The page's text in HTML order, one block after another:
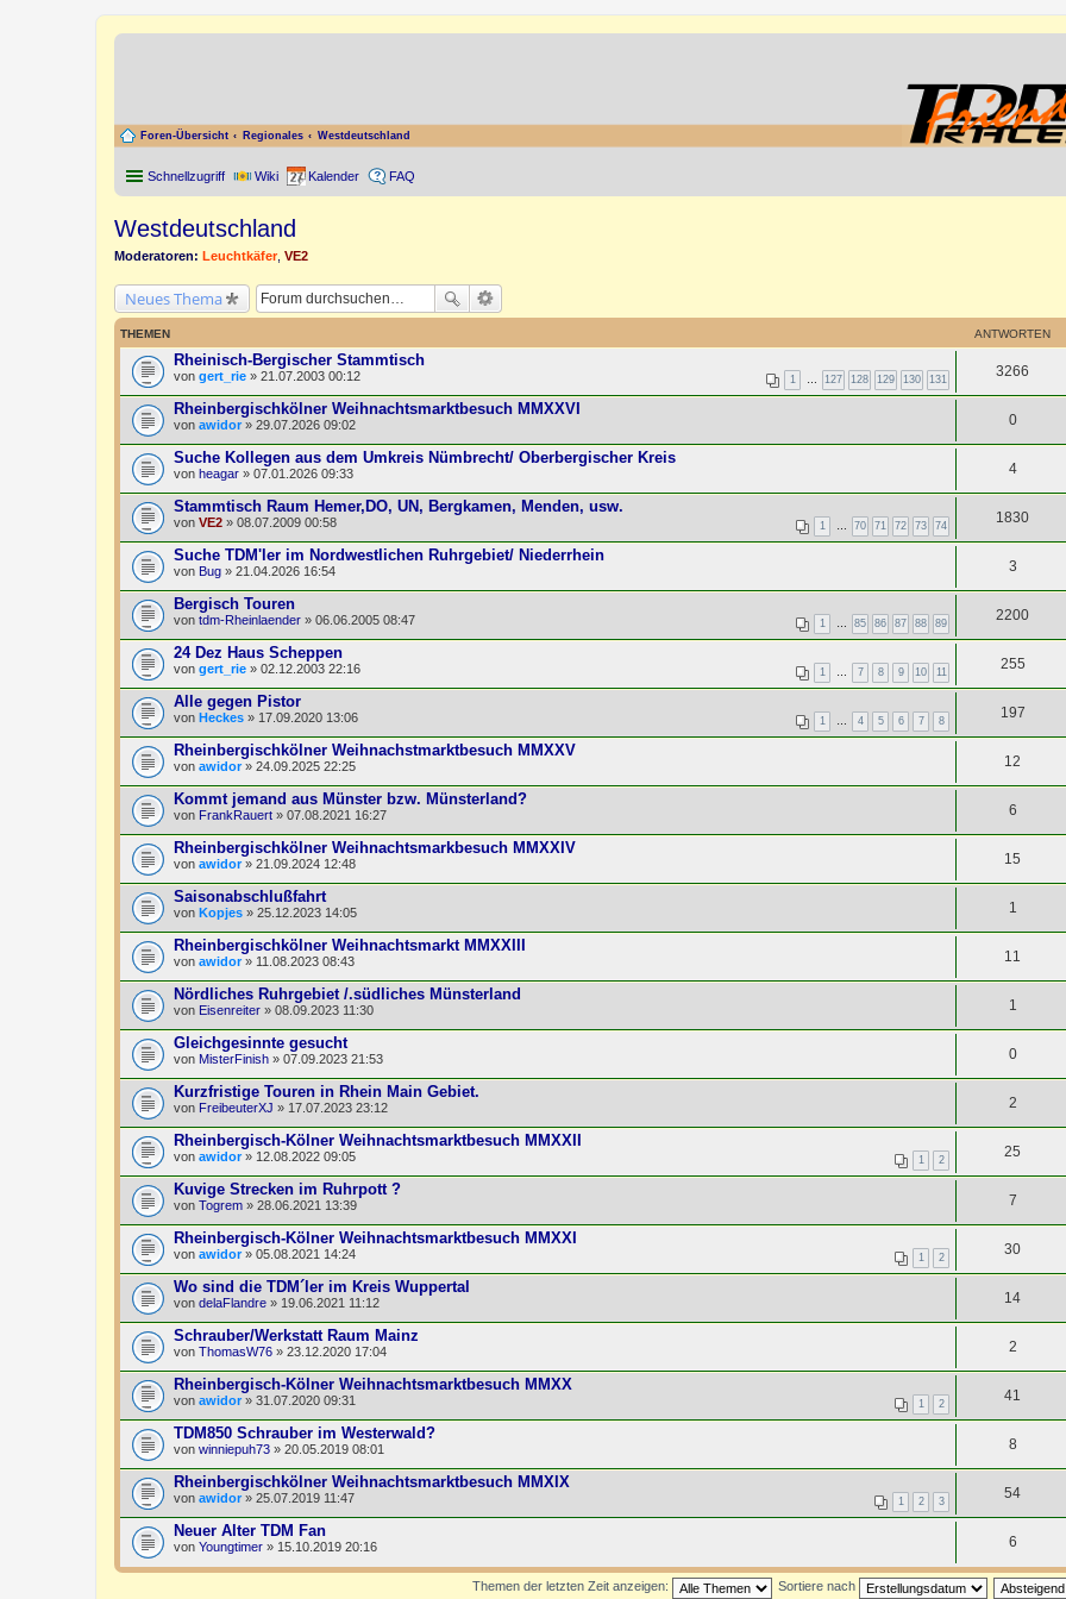
Foren-Übersicht Regionales Westdeutschland
Schnellzugriff Wiki Kalender FAQ
Westdeutschland
Moderatoren: Leuchtkäfer VE2
Neues Thema
THEMEN ANTWORTEN
Rheinisch-Bergischer Stammtisch
1 127 128 129 130 131
von gert_rie » 21.07.2003 00:12 3266
Rheinbergischkölner Weihnachtsmarktbesuch MMXXVI
von awidor » 29.07.2026 09:02 0
Suche Kollegen aus dem Umkreis Nümbrecht/ Oberbergischer Kreis
von heagar » 07.01.2026 09:33 4
Stammtisch Raum Hemer,DO, UN, Bergkamen, Menden, usw.
1 70 71 72 73 74
von VE2 » 08.07.2009 00:58 1830
Suche TDM'ler im Nordwestlichen Ruhrgebiet/ Niederrhein
von Bug » 21.04.2026 16:54 3
Bergisch Touren
1 85 86 87 88 89
von tdm-Rheinlaender » 06.06.2005 08:47 2200
24 Dez Haus Scheppen
1 7 8 9 10 11
von gert_rie » 02.12.2003 22:16 255
Alle gegen Pistor
1 4 5 6 7 8
von Heckes » 17.09.2020 13:06 197
Rheinbergischkölner Weihnachstmarktbesuch MMXXV
von awidor» 24.09.2025 22:25 12
Kommt jemand aus Münster bzw. Münsterland?
von FrankRauert » 07.08.2021 16:27 6
Rheinbergischkölner Weihnachtsmarkbesuch MMXXIV
von awidor» 21.09.2024 12:48 15
Saisonabschlußfahrt
von Kopjes » 25.12.2023 14:05 1
Rheinbergischkölner Weihnachtsmarkt MMXXIII
von awidor» 11.08.2023 08:43 11
Nördliches Ruhrgebiet /.südliches Münsterland
von Eisenreiter » 08.09.2023 11:30 1
Gleichgesinnte gesucht
von MisterFinish » 07.09.2023 21:53 0
Kurzfristige Touren in Rhein Main Gebiet.
von FreibeuterXJ » 17.07.2023 23:12 2
Rheinbergisch-Kölner Weihnachtsmarktbesuch MMXXII
1 2
von awidor» 12.08.2022 09:05 25
Kuvige Strecken im Ruhrpott ?
von Togrem » 28.06.2021 13:39 7
Rheinbergisch-Kölner Weihnachtsmarktbesuch MMXXI
1 2
von awidor» 05.08.2021 14:24 30
Wo sind die TDM´ler im Kreis Wuppertal
von delaFlandre » 19.06.2021 11:12 14
Schrauber/Werkstatt Raum Mainz
von ThomasW76 » 23.12.2020 17:04 2
Rheinbergisch-Kölner Weihnachtsmarktbesuch MMXX
1 2
von awidor » 31.07.2020 09:31 41
TDM850 Schrauber im Westerwald?
von winniepuh73 » 20.05.2019 08:01 8
Rheinbergischkölner Weihnachtsmarktbesuch MMXIX
1 2 3
von awidor » 25.07.2019 11:47 54
Neuer Alter TDM Fan
von Youngtimer » 15.10.2019 20:16 6
Themen der letzten Zeit anzeigen: Sortiere nach